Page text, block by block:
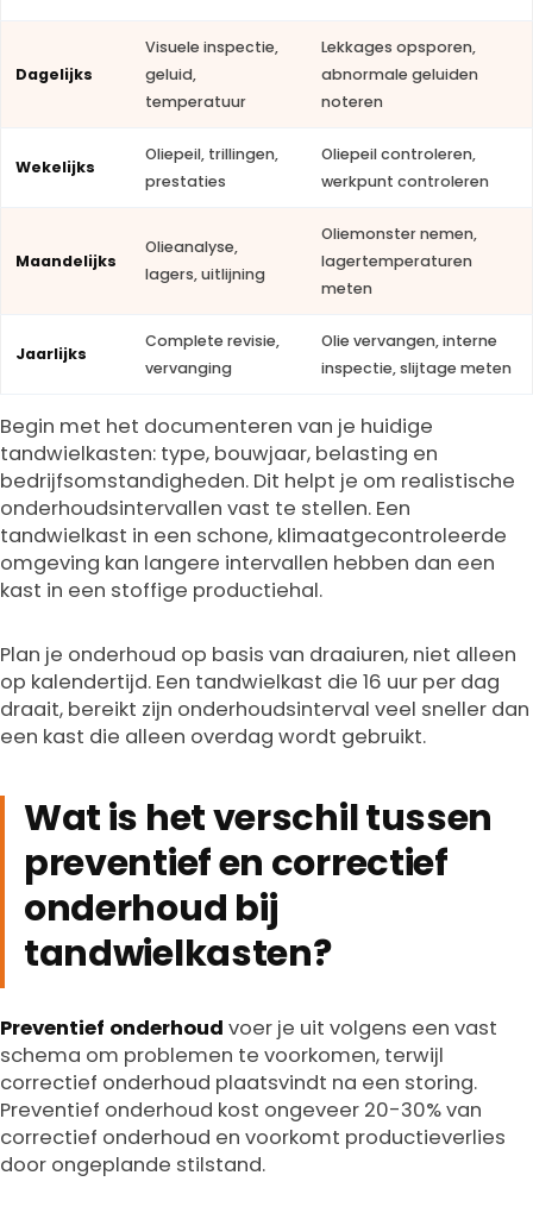
Dagelijks
Visuele inspectie,
geluid,
temperatuur
Lekkages opsporen,
abnormale geluiden
noteren
Wekelijks
Oliepeil, trillingen,
prestaties
Oliepeil controleren,
werkpunt controleren
Maandelijks
Olieanalyse,
lagers, uitlijning
Oliemonster nemen,
lagertemperaturen
meten
Jaarlijks
Complete revisie,
vervanging
Olie vervangen, interne
inspectie, slijtage meten
Begin met het documenteren van je huidige
tandwielkasten: type, bouwjaar, belasting en
bedrijfsomstandigheden. Dit helpt je om realistische
onderhoudsintervallen vast te stellen. Een
tandwielkast in een schone, klimaatgecontroleerde
omgeving kan langere intervallen hebben dan een
kast in een stoffige productiehal.
Plan je onderhoud op basis van draaiuren, niet alleen
op kalendertijd. Een tandwielkast die 16 uur per dag
draait, bereikt zijn onderhoudsinterval veel sneller dan
een kast die alleen overdag wordt gebruikt.
Wat is het verschil tussen
preventief en correctief
onderhoud bij
tandwielkasten?
Preventief onderhoud voer je uit volgens een vast
schema om problemen te voorkomen, terwijl
correctief onderhoud plaatsvindt na een storing.
Preventief onderhoud kost ongeveer 20-30% van
correctief onderhoud en voorkomt productieverlies
door ongeplande stilstand.